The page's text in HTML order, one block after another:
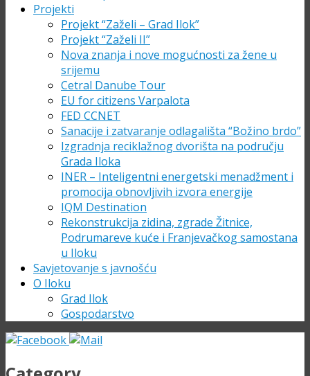
Projekti
Projekt “Zaželi – Grad Ilok”
Projekt “Zaželi II”
Nova znanja i nove mogućnosti za žene u
srijemu
Cetral Danube Tour
EU for citizens Varpalota
FED CCNET
Sanacije i zatvaranje odlagališta “Božino brdo”
Izgradnja reciklažnog dvorišta na području
Grada Iloka
INER – Inteligentni energetski menadžment i
promocija obnovljivih izvora energije
IQM Destination
Rekonstrukcija zidina, zgrade Žitnice,
Podrumareve kuće i Franjevačkog samostana
u Iloku
Savjetovanje s javnošću
O Iloku
Grad Ilok
Gospodarstvo